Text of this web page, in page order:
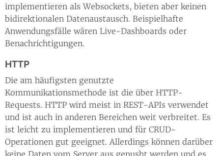
implementieren als Websockets, bieten aber keinen
bidirektionalen Datenaustausch. Beispielhafte
Anwendungsfälle wären Live-Dashboards oder
Benachrichtigungen.
HTTP
Die am häufigsten genutzte
Kommunikationsmethode ist die über HTTP-
Requests. HTTP wird meist in REST-APIs verwendet
und ist auch in anderen Bereichen weit verbreitet. Es
ist leicht zu implementieren und für CRUD-
Operationen gut geeignet. Allerdings können darüber